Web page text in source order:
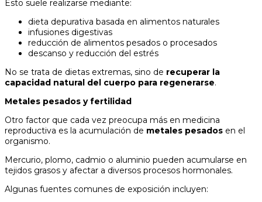
Esto suele realizarse mediante:
dieta depurativa basada en alimentos naturales
infusiones digestivas
reducción de alimentos pesados o procesados
descanso y reducción del estrés
No se trata de dietas extremas, sino de recuperar la
capacidad natural del cuerpo para regenerarse.
Metales pesados y fertilidad
Otro factor que cada vez preocupa más en medicina
reproductiva es la acumulación de metales pesados en el
organismo.
Mercurio, plomo, cadmio o aluminio pueden acumularse en
tejidos grasos y afectar a diversos procesos hormonales.
Algunas fuentes comunes de exposición incluyen: